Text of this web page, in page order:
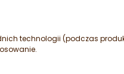
technologii (podczas